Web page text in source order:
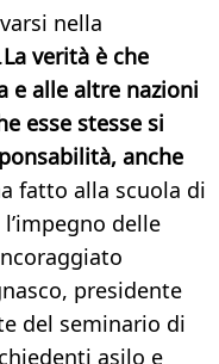
nella
La verità è che
e alle altre nazioni
esse stesse si
anche
fatto alla scuola di
delle
presidente
del seminario di
asilo e